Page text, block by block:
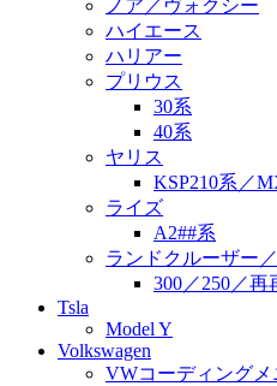
ノア／ヴォクシー
ハイエース
ハリアー
プリウス
30系
40系
ヤリス
KSP210系／
ライズ
A2##系
ランドクルーザー
300／250／再
Tsla
Model Y
Volkswagen
VWコーディングメ